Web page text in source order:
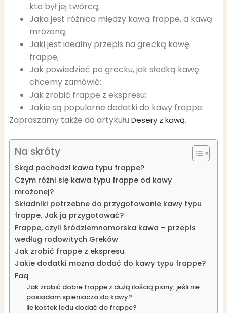
kto był jej twórcą;
Jaka jest różnica między kawą frappe, a kawą
mrożoną;
Jaki jest idealny przepis na grecką kawę
frappe;
Jak powiedzieć po grecku, jak słodką kawę
chcemy zamówić;
Jak zrobić frappe z ekspresu;
Jakie są popularne dodatki do kawy frappe.
Zapraszamy także do artykułu Desery z kawą.
Na skróty
Skąd pochodzi kawa typu frappe?
Czym różni się kawa typu frappe od kawy
mrożonej?
Składniki potrzebne do przygotowanie kawy typu
frappe. Jak ją przygotować?
Frappe, czyli śródziemnomorska kawa – przepis
według rodowitych Greków
Jak zrobić frappe z ekspresu
Jakie dodatki można dodać do kawy typu frappe?
Faq
Jak zrobić dobre frappe z dużą ilością piany, jeśli nie
posiadam spieniacza do kawy?
Ile kostek lodu dodać do frappe?